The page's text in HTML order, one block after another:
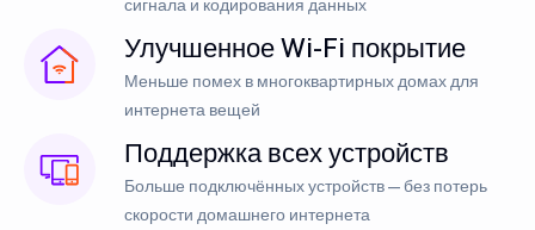
сигнала и кодирования данных
Улучшенное Wi-Fi покрытие
Меньше помех в многоквартирных домах для
интернета вещей
Поддержка всех устройств
Больше подключённых устройств — без потерь
скорости домашнего интернета